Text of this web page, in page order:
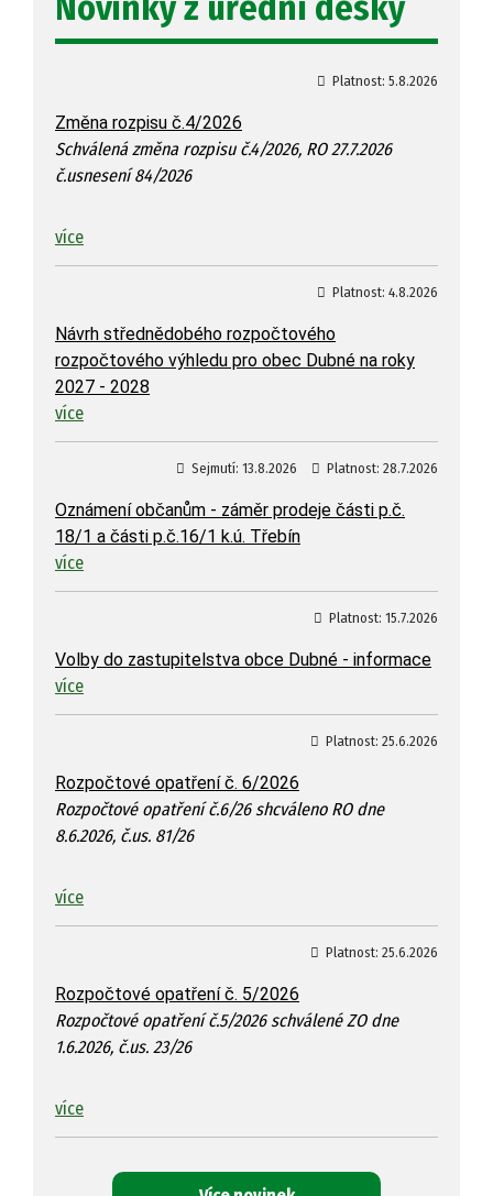
Platnost: 5.8.2026
Změna rozpisu č.4/2026
Schválená změna rozpisu č.4/2026, RO 27.7.2026
č.usnesení 84/2026
více
Platnost: 4.8.2026
Návrh střednědobého rozpočtového
rozpočtového výhledu pro obec Dubné na roky
2027 - 2028
více
Platnost: 28.7.2026
Sejmutí: 13.8.2026
Oznámení občanům - záměr prodeje části p.č.
18/1 a části p.č.16/1 k.ú. Třebín
více
Platnost: 15.7.2026
Volby do zastupitelstva obce Dubné - informace
více
Platnost: 25.6.2026
Rozpočtové opatření č. 6/2026
Rozpočtové opatření č.6/26 shcváleno RO dne
8.6.2026, č.us. 81/26
více
Platnost: 25.6.2026
Rozpočtové opatření č. 5/2026
Rozpočtové opatření č.5/2026 schválené ZO dne
1.6.2026, č.us. 23/26
více